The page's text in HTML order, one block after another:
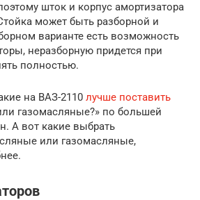
шток и корпус амортизатора
может быть разборной и
варианте есть возможность
неразборную придется при
полностью.
на ВАЗ-2110 лучше поставить
газомасляные?» по большей
А вот какие выбрать
или газомасляные,